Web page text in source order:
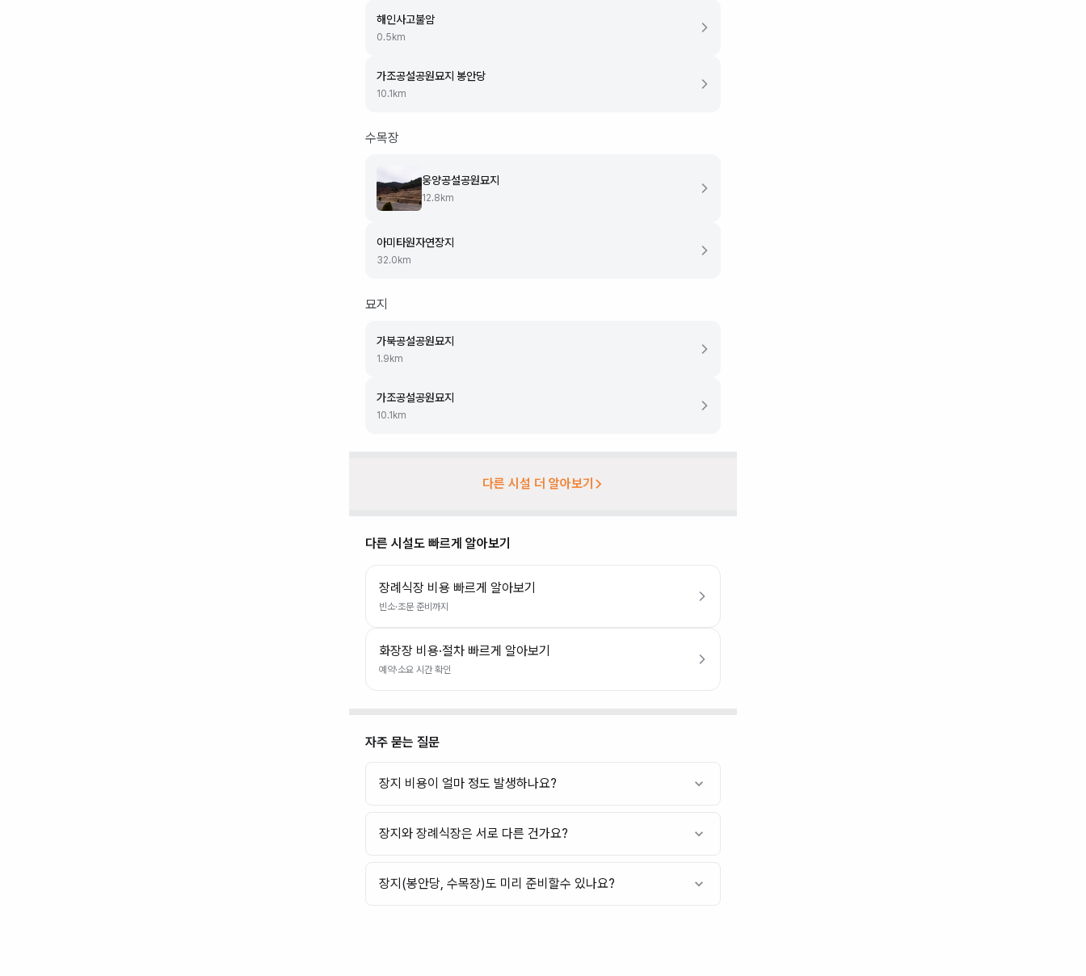
해인사고불암
0.5 km
가조공설공원묘지 봉안당
10.1 km
수목장
웅양공설공원묘지
12.8 km
아미타원자연장지
32.0 km
묘지
가북공설공원묘지
1.9 km
가조공설공원묘지
10.1 km
다른 시설 더 알아보기
다른 시설도 빠르게 알아보기
장례식장 비용 빠르게 알아보기
빈소·조문 준비까지
화장장 비용·절차 빠르게 알아보기
예약·소요 시간 확인
자주 묻는 질문
장지 비용이 얼마 정도 발생하나요?
장지와 장례식장은 서로 다른 건가요?
장지(봉안당, 수목장)도 미리 준비할수 있나요?